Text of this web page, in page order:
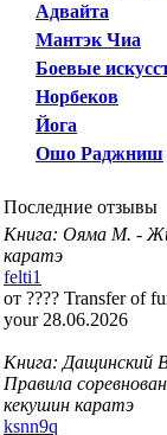
Адвайта
Мантэк Чиа
Боевые
Норбеков
Йога
Ошо Раджниш
Последние отзывы
Книга: Ояма М. -
каратэ
felti1
от ???? Transfer of
your 28.06.2026
Книга: Дащинский
Правила
кекушин каратэ
ksnn9q